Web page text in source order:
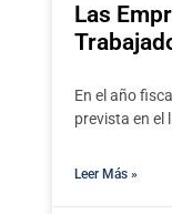
Las
En el año
prevista en el
Leer Más »